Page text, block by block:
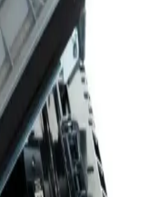
Kapasiteli ve
ve net baskı
bu ekonomik toner,
ömürlü kullanım
Yüksek Kaliteli